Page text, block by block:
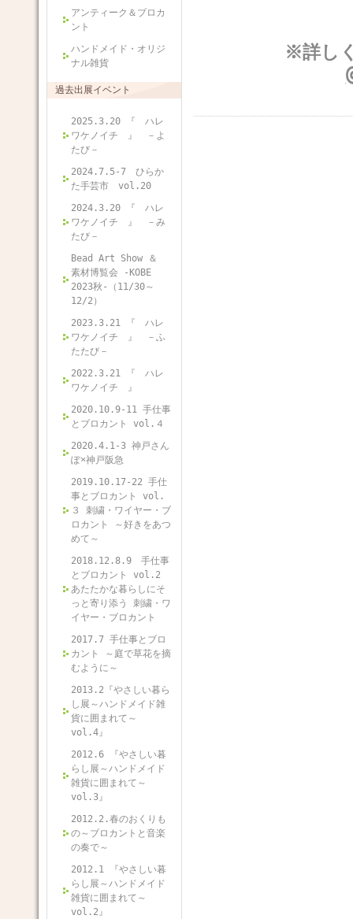
アンティーク＆ブロカ
ント
ハンドメイド・オリジ
ナル雑貨
過去出展イベント
2025.3.20 『 ハレ
ワケノイチ 』 －よ
たび－
2024.7.5-7 ひらか
た手芸市 vol.20
2024.3.20 『 ハレ
ワケノイチ 』 －み
たび－
Bead Art Show ＆
素材博覧会 -KOBE
2023秋-（11/30～
12/2）
2023.3.21 『 ハレ
ワケノイチ 』 －ふ
たたび－
2022.3.21 『 ハレ
ワケノイチ 』
2020.10.9-11 手仕事
とブロカント vol.４
2020.4.1-3 神戸さん
ぽ×神戸阪急
2019.10.17-22 手仕
事とブロカント vol.
３ 刺繍・ワイヤー・ブ
ロカント ～好きをあつ
めて～
2018.12.8.9 手仕事
とブロカント vol.2
あたたかな暮らしにそ
っと寄り添う 刺繍・ワ
イヤー・ブロカント
2017.7 手仕事とブロ
カント ～庭で草花を摘
むように～
2013.2『やさしい暮ら
し展～ハンドメイド雑
貨に囲まれて～
vol.4』
2012.6 『やさしい暮
らし展～ハンドメイド
雑貨に囲まれて～
vol.3』
2012.2.春のおくりも
の～ブロカントと音楽
の奏で～
2012.1 『やさしい暮
らし展～ハンドメイド
雑貨に囲まれて～
vol.2』
※詳し